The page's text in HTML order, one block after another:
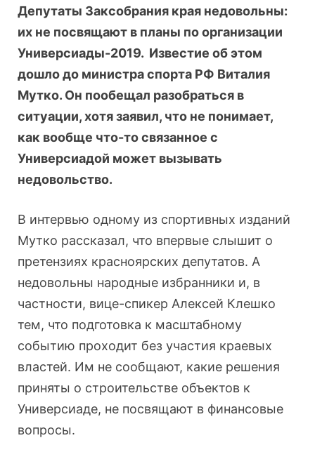
Депутаты Заксобрания края недовольны:
их не посвящают в планы по организации
Универсиады-2019. Известие об этом
дошло до министра спорта РФ Виталия
Мутко. Он пообещал разобраться в
ситуации, хотя заявил, что не понимает,
как вообще что-то связанное с
Универсиадой может вызывать
недовольство.
В интервью одному из спортивных изданий
Мутко рассказал, что впервые слышит о
претензиях красноярских депутатов. А
недовольны народные избранники и, в
частности, вице-спикер Алексей Клешко
тем, что подготовка к масштабному
событию проходит без участия краевых
властей. Им не сообщают, какие решения
приняты о строительстве объектов к
Универсиаде, не посвящают в финансовые
вопросы.